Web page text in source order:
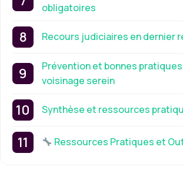
obligatoires
Recours judiciaires en dernier
Prévention et bonnes
voisinage serein
Synthèse et ressources
Ressources Pratiques et